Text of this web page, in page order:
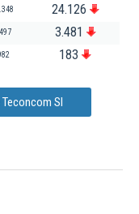
24.126
3.481
183
Sl